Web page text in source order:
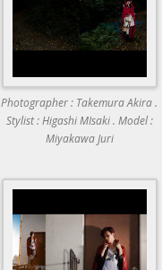
Photographer : Takemura Akira .
Stylist : Higashi MIsaki . Model :
Miyakawa Juri